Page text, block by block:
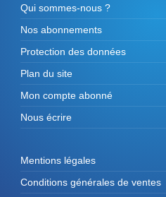
Qui sommes-nous ?
Nos abonnements
Protection des données
Plan du site
Mon compte abonné
Nous écrire
Mentions légales
Conditions générales de ventes